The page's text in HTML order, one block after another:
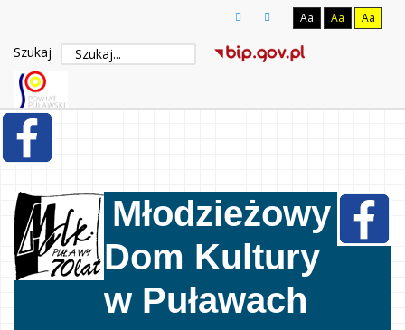
Aa Aa Aa
Szukaj
Młodzieżowy
Dom Kultury
w Puławach